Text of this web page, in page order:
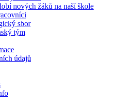
nových žáků na naší škole
sbor
tým
údajů